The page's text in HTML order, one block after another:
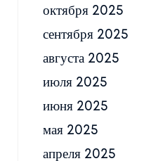
октября 2025
сентября 2025
августа 2025
июля 2025
июня 2025
мая 2025
апреля 2025